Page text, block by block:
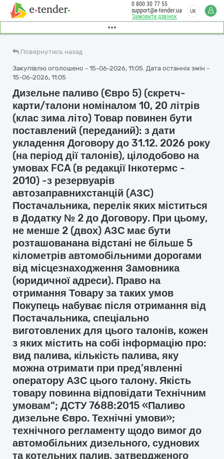
Замовити дзвінок
0 800 30 77 55
support@e-tender.ua
UK
Повернутись назад
Закупівлю оголошено - 15-06-2026, 11:05. Дата останніх змін -
15-06-2026, 11:05
Дизельне паливо (Євро 5) (скретч-
карти/талони номіналом 10, 20 літрів
(клас зима літо) Товар повинен бути
поставлений (переданий): з дати
укладення Договору до 31.12. 2026 року
(на період дії талонів), цілодобово на
умовах FCA (в редакції Інкотермс -
2010) -з резервуарів
автозаправнихстанцій (АЗС)
Постачальника, перелік яких міститься
в Додатку № 2 до Договору. При цьому,
не менше 2 (двох) АЗС має бути
розташованана відстані не більше 5
кілометрів автомобільними дорогами
від місцезнаходження Замовника
(юридичної адреси). Право на
отримання Товару за таких умов
Покупець набуває після отримання від
Постачальника, спеціально
виготовлених для цього талонів, кожен
з яких містить на собі інформацію про:
вид палива, кількість палива, яку
можна отримати при пред’явленні
оператору АЗС цього талону. Якість
товару повинна відповідати Технічним
умовам“; ДСТУ 7688:2015 «Паливо
дизельне Євро. Технічні умови»;
технічного регламенту щодо вимог до
автомобільних дизельного, суднових
та котельних палив, затвердженого